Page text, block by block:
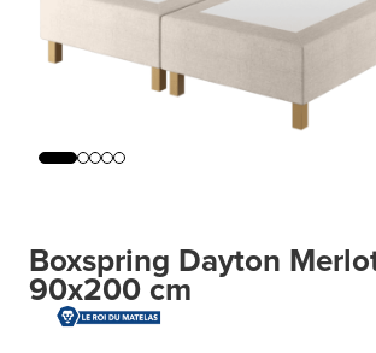
Boxspring Dayton
90x200 cm